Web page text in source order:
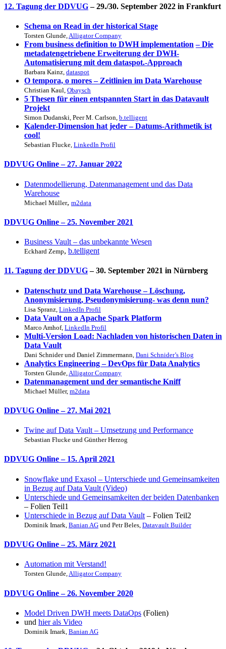
12. Tagung der DDVUG– 29./30. September 2022 in Frankfurt
Schema on Read in der historical Stage
Torsten Glunde,Alligator Company
From business definition to DWH implementation – Die
metadatengetriebene Erweiterung der DWH-
Automatisierung mit dem dataspot.-Approach
Barbara Kainz, dataspot
O tempora, o mores – Zeitlinien im Data Warehouse
Christian Kaul, Obaysch
5 Thesen für einen entspannten Start in das Datavault
Projekt
Simon Dudanski, Peer M. Carlson, b.telligent
Kalender-Dimension hat jeder – Datums-Arithmetik ist
cool!
Sebastian Flucke, LinkedIn Profil
DDVUG Online– 27. Januar 2022
Datenmodellierung, Datenmanagement und das Data
Warehouse
Michael Müller, m2data
DDVUG Online– 25. November 2021
Business Vault – das unbekannte Wesen
Eckhard Zemp, b.telligent
11. Tagung der DDVUG– 30. September 2021 in Nürnberg
Datenschutz und Data Warehouse – Löschung,
Anonymisierung, Pseudonymisierung- was denn nun?
Lisa Spranz, LinkedIn Profil
Data Vault on a Apache Spark Platform
Marco Amhof, LinkedIn Profil
Multi-Version Load: Nachladen von historischen Daten in
Data Vault
Dani Schnider und Daniel Zimmermann, Dani Schnider’s Blog
Analytics Engineering – DevOps für Data Analytics
Torsten Glunde, Alligator Company
Datenmanagement und der semantische Kniff
Michael Müller, m2data
DDVUG Online– 27. Mai 2021
Twine auf Data Vault – Umsetzung und Performance
Sebastian Flucke und Günther Herzog
DDVUG Online– 15. April 2021
Snowflake und Exasol – Unterschiede und Gemeinsamkeiten
in Bezug auf Data Vault (Video)
Unterschiede und Gemeinsamkeiten der beiden Datenbanken
– Folien Teil1
Unterschiede in Bezug auf Data Vault – Folien Teil2
Dominik Imark, Banian AG und Petr Beles, Datavault Builder
DDVUG Online– 25. März 2021
Automation mit Verstand!
Torsten Glunde,Alligator Company
DDVUG Online– 26. November 2020
Model Driven DWH meets DataOps (Folien)
und hier als Video
Dominik Imark, Banian AG